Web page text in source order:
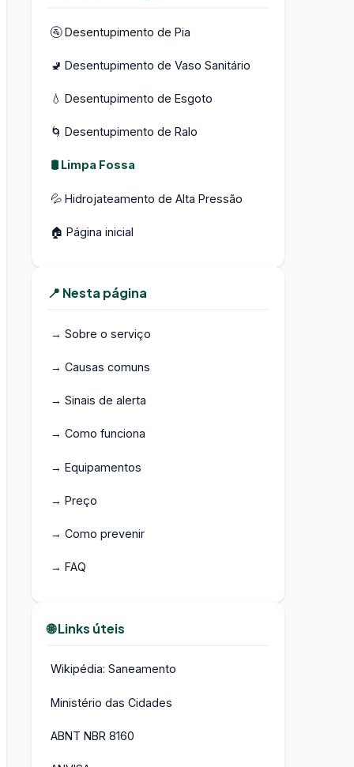
🚰 Desentupimento de Pia
🚽 Desentupimento de Vaso Sanitário
💧 Desentupimento de Esgoto
🌀 Desentupimento de Ralo
🛢️ Limpa Fossa
💦 Hidrojateamento de Alta Pressão
🏠 Página inicial
📍 Nesta página
→ Sobre o serviço
→ Causas comuns
→ Sinais de alerta
→ Como funciona
→ Equipamentos
→ Preço
→ Como prevenir
→ FAQ
🌐 Links úteis
Wikipédia: Saneamento
Ministério das Cidades
ABNT NBR 8160